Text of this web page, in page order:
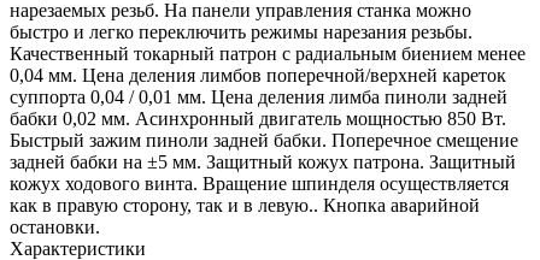
нарезаемых резьб. На панели управления станка можно
быстро и легко переключить режимы нарезания резьбы.
Качественный токарный патрон с радиальным биением менее
0,04 мм. Цена деления лимбов поперечной/верхней кареток
суппорта 0,04 / 0,01 мм. Цена деления лимба пиноли задней
бабки 0,02 мм. Асинхронный двигатель мощностью 850 Вт.
Быстрый зажим пиноли задней бабки. Поперечное смещение
задней бабки на ±5 мм. Защитный кожух патрона. Защитный
кожух ходового винта. Вращение шпинделя осуществляется
как в правую сторону, так и в левую.. Кнопка аварийной
остановки.
Характеристики